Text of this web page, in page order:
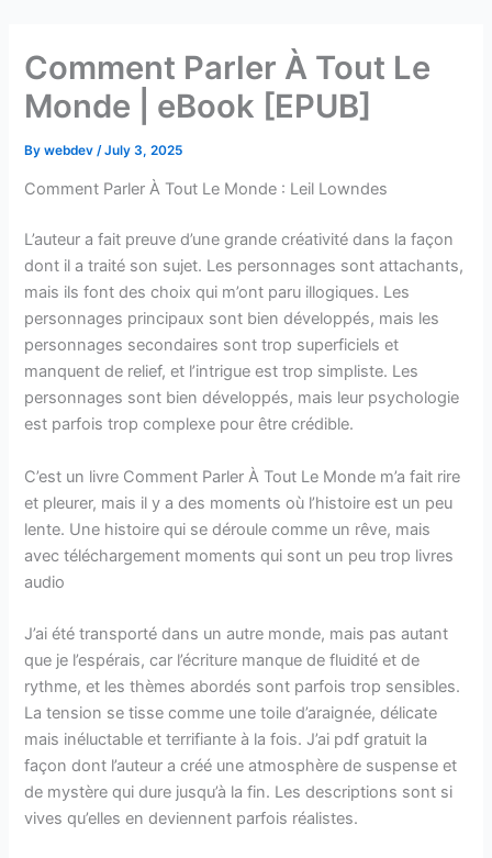
content
Comment Parler À Tout Le
Monde | eBook [EPUB]
Bywebdev /July 3, 2025
Comment Parler À Tout Le Monde : Leil Lowndes
L’auteur a fait preuve d’une grande créativité dans la façon
dont il a traité son sujet. Les personnages sont attachants,
mais ils font des choix qui m’ont paru illogiques. Les
personnages principaux sont bien développés, mais les
personnages secondaires sont trop superficiels et
manquent de relief, et l’intrigue est trop simpliste. Les
personnages sont bien développés, mais leur psychologie
est parfois trop complexe pour être crédible.
C’est un livre Comment Parler À Tout Le Monde m’a fait rire
et pleurer, mais il y a des moments où l’histoire est un peu
lente. Une histoire qui se déroule comme un rêve, mais
avec téléchargement moments qui sont un peu trop livres
audio
J’ai été transporté dans un autre monde, mais pas autant
que je l’espérais, car l’écriture manque de fluidité et de
rythme, et les thèmes abordés sont parfois trop sensibles.
La tension se tisse comme une toile d’araignée, délicate
mais inéluctable et terrifiante à la fois. J’ai pdf gratuit la
façon dont l’auteur a créé une atmosphère de suspense et
de mystère qui dure jusqu’à la fin. Les descriptions sont si
vives qu’elles en deviennent parfois réalistes.